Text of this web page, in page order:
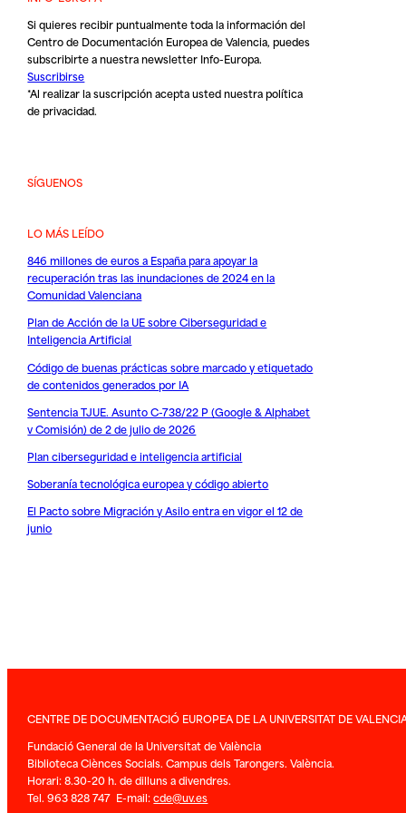
Si quieres recibir puntualmente toda la información del
Centro de Documentación Europea de Valencia, puedes
subscribirte a nuestra newsletter Info-Europa.
Suscribirse
*Al realizar la suscripción acepta usted nuestrapolítica
de privacidad.
SÍGUENOS
LO MÁS LEÍDO
846 millones de euros a España para apoyar la
recuperación tras las inundaciones de 2024 en la
Comunidad Valenciana
Plan de Acción de la UE sobre Ciberseguridad e
Inteligencia Artificial
Código de buenas prácticas sobre marcado y etiquetado
de contenidos generados por IA
Sentencia TJUE. Asunto C-738/22 P (Google & Alphabet
v Comisión) de 2 de julio de 2026
Plan ciberseguridad e inteligencia artificial
Soberanía tecnológica europea y código abierto
El Pacto sobre Migración y Asilo entra en vigor el 12 de
junio
CENTRE DE DOCUMENTACIÓ EUROPEA DE LA UNIVERSITAT DE
Fundació General de la Universitat de València
Biblioteca Ciènces Socials. Campus dels Tarongers. València.
Horari: 8.30-20 h. de dilluns a divendres.
Tel. 963 828 747 E-mail:cde@uv.es